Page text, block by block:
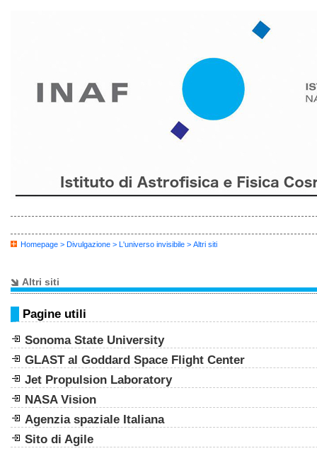
Homepage > Divulgazione > L'universo invisibile > Altri siti
Altri siti
Pagine utili
Sonoma State University
GLAST al Goddard Space Flight Center
Jet Propulsion Laboratory
NASA Vision
Agenzia spaziale Italiana
Sito di Agile